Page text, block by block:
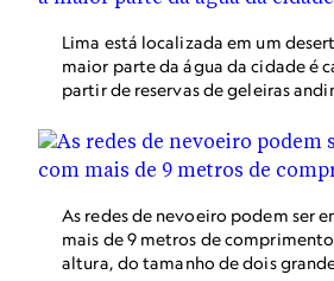
coletem água.
Lima está localizada em um
maior parte da água da cidade é
partir de reservas de geleiras
acesso às tubulações da cidade.
pessoas vivem em Villa Maria
aqui, e cerca de 20% vivem em
pobreza.
As redes de nevoeiro podem ser
mais de 9 metros de
altura, do tamanho de dois